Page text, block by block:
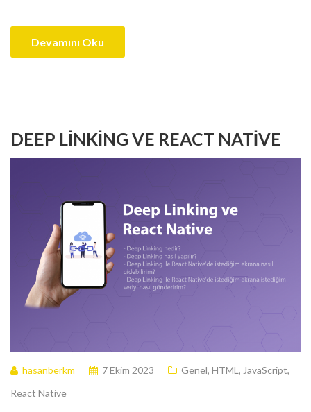
Devamını Oku
DEEP LINKING VE REACT NATIVE
hasanberkm 7 Ekim 2023 Genel, HTML , JavaScript,
React Native